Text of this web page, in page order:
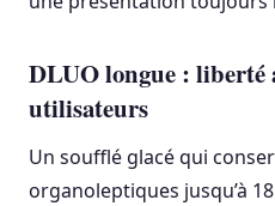
DLUO longue : liberté
utilisateurs
Un soufflé glacé qui
organoleptiques jusqu’à